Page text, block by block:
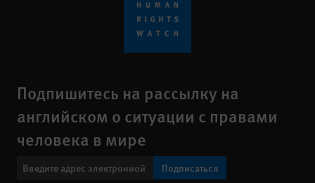
Подпишитесь на рассылку на
английском о ситуации с правами
человека в мире
Подписаться